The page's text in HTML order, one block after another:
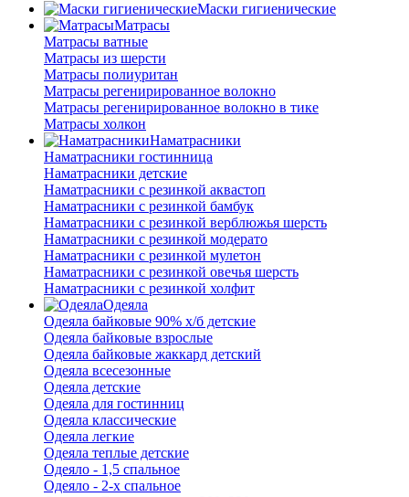
Маски гигиенические
Матрасы
Матрасы ватные
Матрасы из шерсти
Матрасы полиуритан
Матрасы регенирированное волокно
Матрасы регенирированное волокно в тике
Матрасы холкон
Наматрасники
Наматрасники гостинница
Наматрасники детские
Наматрасники с резинкой аквастоп
Наматрасники с резинкой бамбук
Наматрасники с резинкой верблюжья шерсть
Наматрасники с резинкой модерато
Наматрасники с резинкой мулетон
Наматрасники с резинкой овечья шерсть
Наматрасники с резинкой холфит
Одеяла
Одеяла байковые 90% х/б детские
Одеяла байковые взрослые
Одеяла байковые жаккард детский
Одеяла всесезонные
Одеяла детские
Одеяла для гостинниц
Одеяла классические
Одеяла легкие
Одеяла теплые детские
Одеяло - 1,5 спальное
Одеяло - 2-х спальное